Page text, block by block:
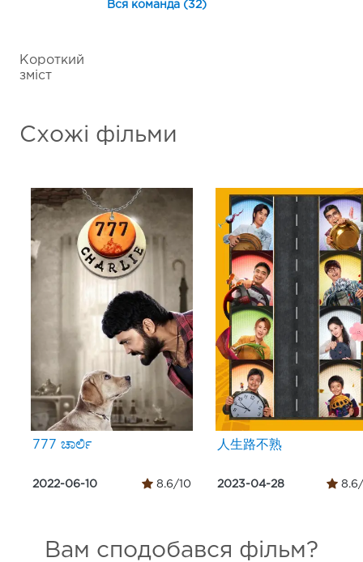
Вся команда (32)
Короткий
зміст
Схожі фільми
777 ಚಾರ್ಲಿ
2022-06-10 8.6/10
人生路不熟
2023-04-28 8.6/
Вам сподобався фільм?